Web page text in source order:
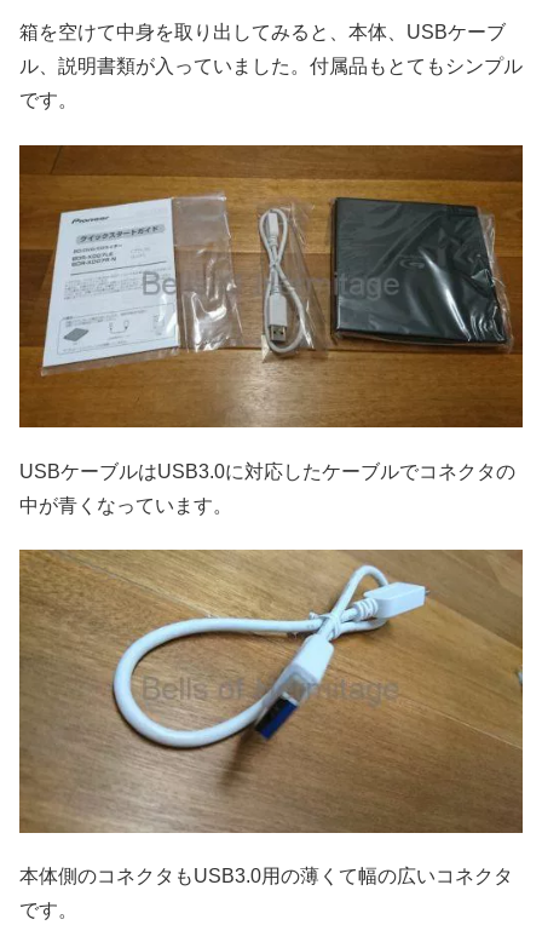
箱を空けて中身を取り出してみると、本体、USBケーブ
ル、説明書類が入っていました。付属品もとてもシンプル
です。
USBケーブルはUSB3.0に対応したケーブルでコネクタの
中が青くなっています。
本体側のコネクタもUSB3.0用の薄くて幅の広いコネクタ
です。